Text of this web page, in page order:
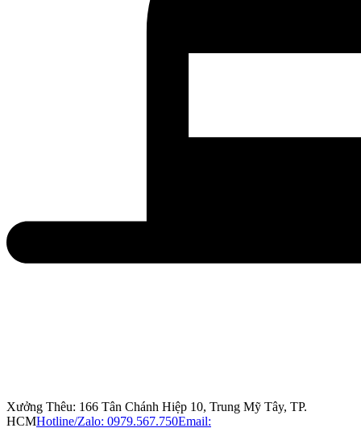
Xưởng Thêu: 166 Tân Chánh Hiệp 10, Trung Mỹ Tây, TP.
HCMHotline/Zalo: 0979.567.750Email: